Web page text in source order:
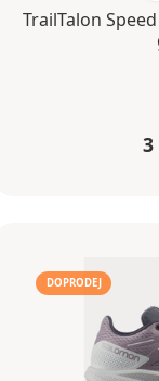
TrailTalon
3
DOPRODEJ